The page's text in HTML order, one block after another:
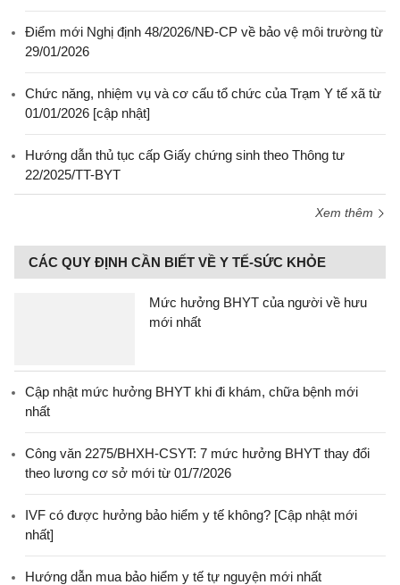
Điểm mới Nghị định 48/2026/NĐ-CP về bảo vệ môi trường từ
29/01/2026
Chức năng, nhiệm vụ và cơ cấu tổ chức của Trạm Y tế xã từ
01/01/2026 [cập nhật]
Hướng dẫn thủ tục cấp Giấy chứng sinh theo Thông tư
22/2025/TT-BYT
Xem thêm
CÁC QUY ĐỊNH CẦN BIẾT VỀ Y TẾ-SỨC KHỎE
Mức hưởng BHYT của người về hưu
mới nhất
Cập nhật mức hưởng BHYT khi đi khám, chữa bệnh mới
nhất
Công văn 2275/BHXH-CSYT: 7 mức hưởng BHYT thay đổi
theo lương cơ sở mới từ 01/7/2026
IVF có được hưởng bảo hiểm y tế không? [Cập nhật mới
nhất]
Hướng dẫn mua bảo hiểm y tế tự nguyện mới nhất